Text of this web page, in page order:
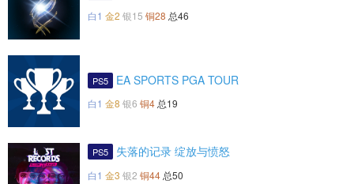
白1 金2 银15 铜28 总46
PS5 EA SPORTS PGA TOUR
白1 金8 银6 铜4 总19
PS5 失落的记录 绽放与愤怒
白1 金3 银2 铜44 总50